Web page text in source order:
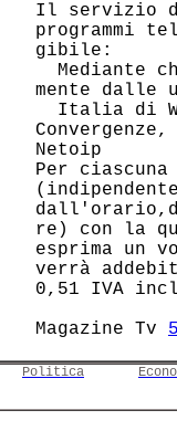
Il servizio
programmi
Mediante
mente
Italia di
Per ciascuna
re) con la
esprima un
verrà
0,51
   Magazine Tv
Politica